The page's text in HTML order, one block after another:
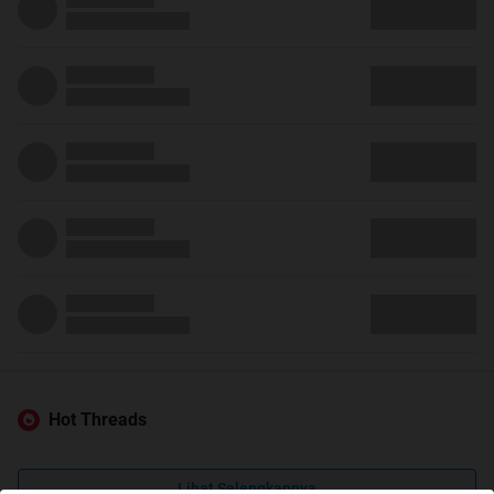
Hot Threads
Lihat Selengkapnya